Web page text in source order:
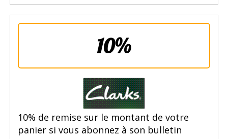
10%
10% de remise sur le montant de votre
panier si vous abonnez à son bulletin